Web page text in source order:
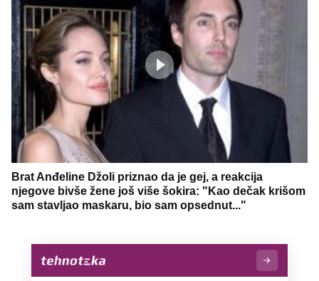
Brat Anđeline Džoli priznao da je gej, a reakcija
njegove bivše žene još više šokira: "Kao dečak krišom
sam stavljao maskaru, bio sam opsednut..."